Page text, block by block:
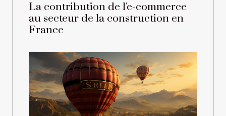
La contribution de l'e-commerce
au secteur de la construction en
France